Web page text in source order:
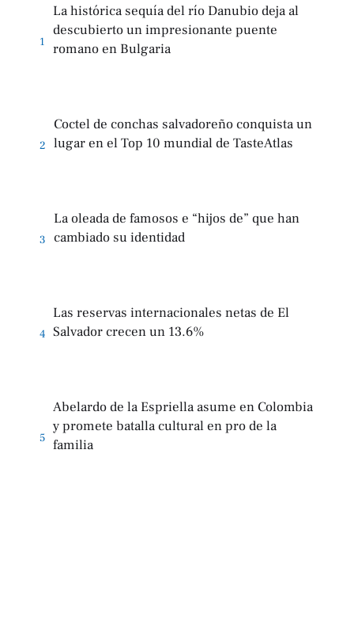
1
La histórica sequía del río Danubio deja al
descubierto un impresionante puente
romano en Bulgaria
2
Coctel de conchas salvadoreño conquista un
lugar en el Top 10 mundial de TasteAtlas
3
La oleada de famosos e “hijos de” que han
cambiado su identidad
4
Las reservas internacionales netas de El
Salvador crecen un 13.6%
5
Abelardo de la Espriella asume en Colombia
y promete batalla cultural en pro de la
familia